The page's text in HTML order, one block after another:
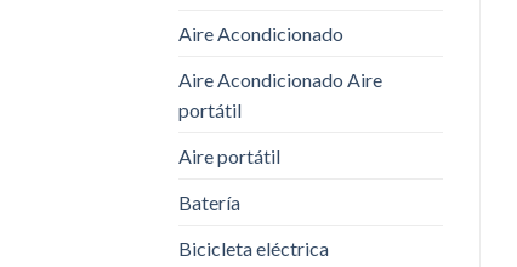
Aire Acondicionado
Aire Acondicionado Aire
portátil
Aire portátil
Batería
Bicicleta eléctrica